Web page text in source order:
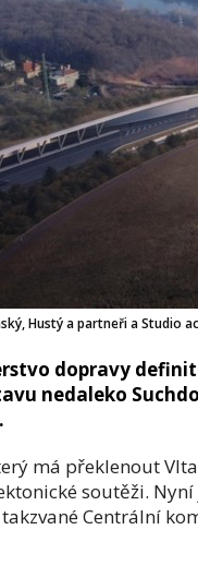
Hustý a partneři a Studio
dopravy
nedaleko
má překlenout
soutěži. Nyní
Centrální